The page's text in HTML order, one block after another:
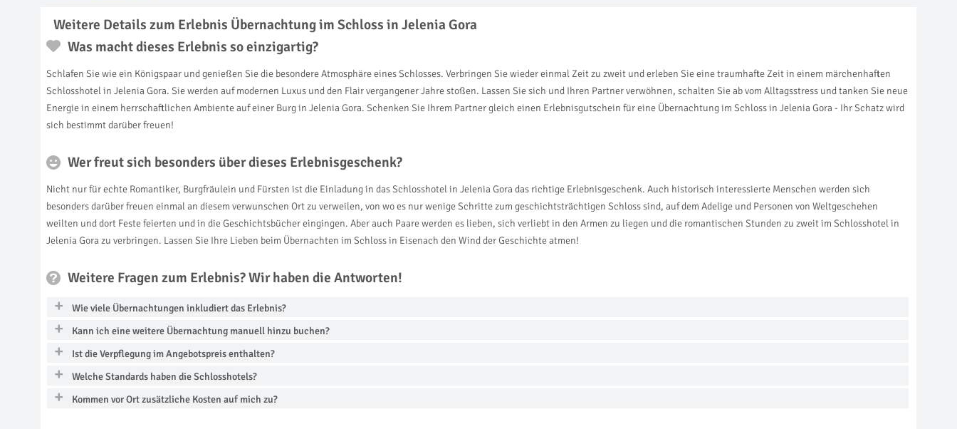
Weitere Details zum Erlebnis Übernachtung im Schloss in Jelenia Gora
Was macht dieses Erlebnis so einzigartig?
Schlafen Sie wie ein Königspaar und genießen Sie die besondere Atmosphäre eines Schlosses. Verbringen Sie wieder einmal Zeit zu zweit und erleben Sie eine traumhafte Zeit in einem märchenhaften
Schlosshotel in Jelenia Gora. Sie werden auf modernen Luxus und den Flair vergangener Jahre stoßen. Lassen Sie sich und Ihren Partner verwöhnen, schalten Sie ab vom Alltagsstress und tanken Sie neue
Energie in einem herrschaftlichen Ambiente auf einer Burg in Jelenia Gora. Schenken Sie Ihrem Partner gleich einen Erlebnisgutschein für eine Übernachtung im Schloss in Jelenia Gora - Ihr Schatz wird
sich bestimmt darüber freuen!
Wer freut sich besonders über dieses Erlebnisgeschenk?
Nicht nur für echte Romantiker, Burgfräulein und Fürsten ist die Einladung in das Schlosshotel in Jelenia Gora das richtige Erlebnisgeschenk. Auch historisch interessierte Menschen werden sich
besonders darüber freuen einmal an diesem verwunschen Ort zu verweilen, von wo es nur wenige Schritte zum geschichtsträchtigen Schloss sind, auf dem Adelige und Personen von Weltgeschehen
weilten und dort Feste feierten und in die Geschichtsbücher eingingen. Aber auch Paare werden es lieben, sich verliebt in den Armen zu liegen und die romantischen Stunden zu zweit im Schlosshotel in
Jelenia Gora zu verbringen. Lassen Sie Ihre Lieben beim Übernachten im Schloss in Eisenach den Wind der Geschichte atmen!
Weitere Fragen zum Erlebnis? Wir haben die Antworten!
Wie viele Übernachtungen inkludiert das Erlebnis?
Kann ich eine weitere Übernachtung manuell hinzu buchen?
Ist die Verpflegung im Angebotspreis enthalten?
Welche Standards haben die Schlosshotels?
Kommen vor Ort zusätzliche Kosten auf mich zu?